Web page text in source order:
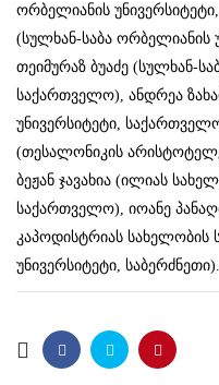
ორბელიანის
(სულხან-საბა ორბელიანის
თეიმურაზ ბუაძე (სულხან-
საქართველო), ანდრეა
უნივერსიტეტი,
(თესალონიკის
ბეჟან ჯავახია (ილიას
საქართველო), იოანე
კაპოდისტრიას სახელობის
უნივერსიტეტი, საბერძნეთი).